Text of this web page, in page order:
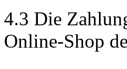
4.3 Die
Online-Shop